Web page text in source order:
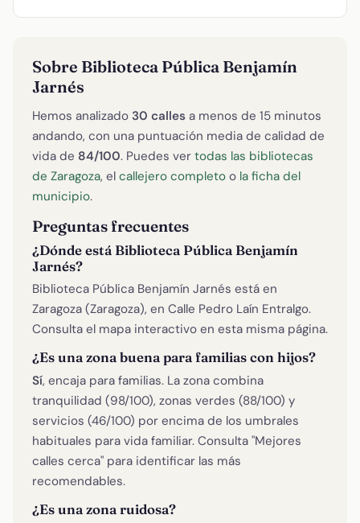
Sobre Biblioteca Pública Benjamín
Jarnés
Hemos analizado 30 calles a menos de 15 minutos
andando, con una puntuación media de calidad de
vida de 84/100. Puedes ver todas las bibliotecas
de Zaragoza, el callejero completo o la ficha del
municipio.
Preguntas frecuentes
¿Dónde está Biblioteca Pública Benjamín
Jarnés?
Biblioteca Pública Benjamín Jarnés está en
Zaragoza (Zaragoza), en Calle Pedro Laín Entralgo.
Consulta el mapa interactivo en esta misma página.
¿Es una zona buena para familias con hijos?
Sí, encaja para familias. La zona combina
tranquilidad (98/100), zonas verdes (88/100) y
servicios (46/100) por encima de los umbrales
habituales para vida familiar. Consulta "Mejores
calles cerca" para identificar las más
recomendables.
¿Es una zona ruidosa?